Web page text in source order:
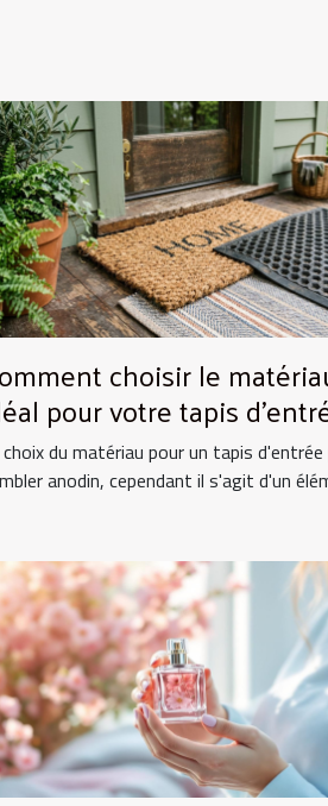
choisir le
pour votre tapis
choix du matériau pour un tapis
anodin, cependant il s'agit d'un